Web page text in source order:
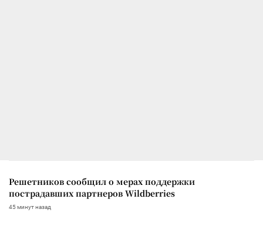
Решетников сообщил о мерах поддержки
пострадавших партнеров Wildberries
45 минут назад